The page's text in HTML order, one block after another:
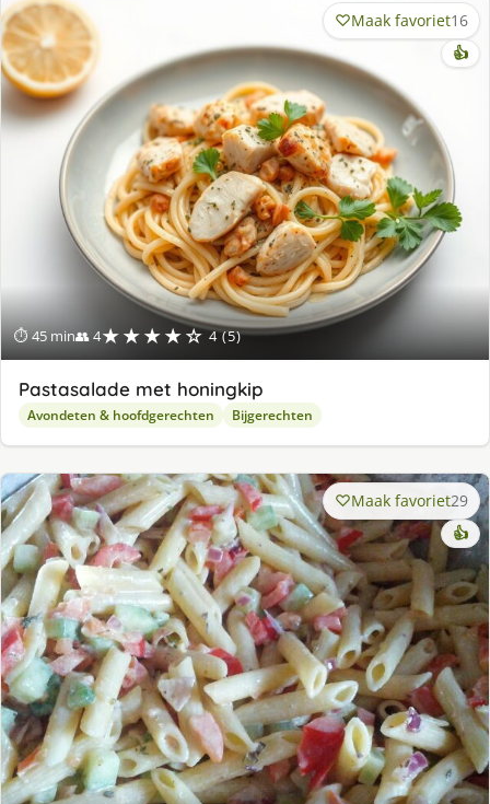
⏱ 45 min👥 4★★★★☆ 4 (5)
Maak favoriet16
👍
Pastasalade met honingkip
Avondeten & hoofdgerechten Bijgerechten
Maak favoriet29
👍